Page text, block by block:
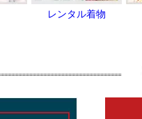
レンタル着物